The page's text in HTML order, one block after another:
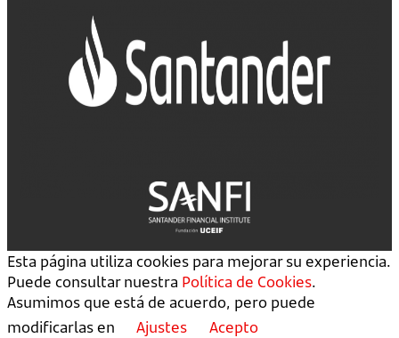
Esta página utiliza cookies para mejorar su experiencia.
Puede consultar nuestra Política de Cookies.
Asumimos que está de acuerdo, pero puede
modificarlas en
Ajustes Acepto